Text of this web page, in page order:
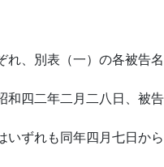
、別表（一）の各被告名
和四二年二月二八日、被告
いずれも同年四月七日から